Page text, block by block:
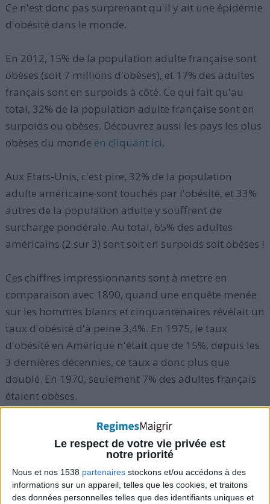
Le respect de votre vie privée est
notre priorité
Nous et nos 1538 partenaires stockons et/ou accédons à des
informations sur un appareil, telles que les cookies, et traitons
des données personnelles telles que des identifiants uniques et
Ce n'est donc pas surprenant qu'il y ait une épidémie
d'obésité dans le monde.
En 2012, 15% de la population adulte française sont
obèses (soit 7 millions d'obèses), et 17% des adultes
français sont en surpoids à côté. Ce qui fait qu'au
total, 32% de la population adulte française sont en
surpoids ou obèses. Découvrez aussi les pays les plus
obèses du monde en cliquant ici.
Aux Etats-Unis, c'est pire, 32% de la population
adulte américaine sont touchés par l'obésité, et 33%
autres de la population adulte y souffrent de
surcharge pondérale. Au total, 65% des adultes
américains (2 sur 3) sont soit en surpoids soit obèses !
Ces chiffres impressionnants sont à mettre en
comparaison avec 1890, quand une enquête menée
sur les hommes blancs et cinquantenaires révélait un
taux d'obésité d'à peine 3,4%. En 1975, le taux
d'obésité en Amérique n'était que de 15%, depuis les
3 dernières décennies, ce taux a donc plus que
doublé. En 1970, seulement 7% des adultes français
étaient obèses.
Porter une surcharge pondérale augmente votre
risque de maladies plus ou moins gravescomme les
maladies cardiaques, les maladies rénales et le
diabète.